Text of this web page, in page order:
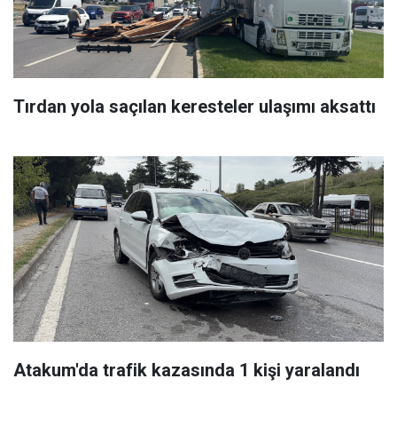
Tırdan yola saçılan keresteler ulaşımı aksattı
Atakum'da trafik kazasında 1 kişi yaralandı